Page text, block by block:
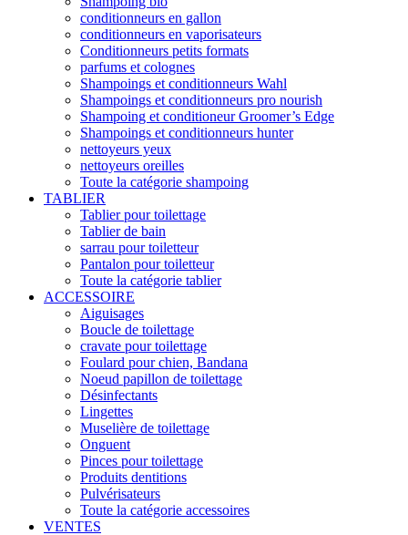
conditionneurs en gallon
conditionneurs en vaporisateurs
Conditionneurs petits formats
parfums et colognes
Shampoings et conditionneurs Wahl
Shampoings et conditionneurs pro nourish
Shampoing et conditioneur Groomer’s Edge
Shampoings et conditionneurs hunter
nettoyeurs yeux
nettoyeurs oreilles
Toute la catégorie shampoing
TABLIER
Tablier pour toilettage
Tablier de bain
sarrau pour toiletteur
Pantalon pour toiletteur
Toute la catégorie tablier
ACCESSOIRE
Aiguisages
Boucle de toilettage
cravate pour toilettage
Foulard pour chien, Bandana
Noeud papillon de toilettage
Désinfectants
Lingettes
Muselière de toilettage
Onguent
Pinces pour toilettage
Produits dentitions
Pulvérisateurs
Toute la catégorie accessoires
VENTES